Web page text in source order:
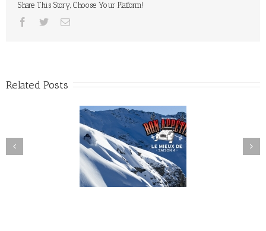
Share This Story, Choose Your Platform!
Related Posts